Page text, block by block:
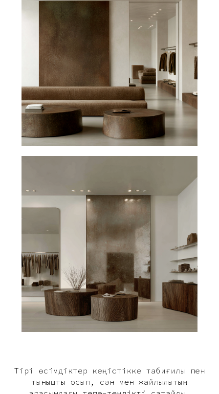
Тірі өсімдіктер кеңістікке табиғилық пен
тыныштық қосып, сән мен жайлылықтың